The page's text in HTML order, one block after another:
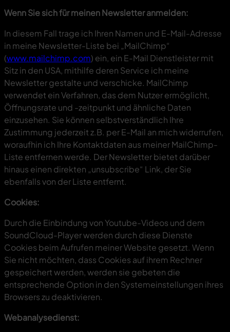
Wenn Sie sich für meinen Newsletter anmelden:
In diesem Fall trage ich Ihren Namen und E-Mail-Adresse
in meine Newsletter-Liste bei „MailChimp“
(www.mailchimp.com) ein, ein E-Mail Dienstleister mit
Sitz in den USA, mithilfe deren Service ich meine
Newsletter gestalte und verschicke. MailChimp
verwendet ein Verfahren, das dem Nutzer ermöglicht,
Öffnungsrate und -zeitpunkt und ähnliche Daten
einzusehen. Sie können selbstverständlich Ihre
Zustimmung jederzeit z.B. per E-Mail an mich widerrufen,
woraufhin ich Ihre Kontaktdaten aus meiner MailChimp-
Liste entfernen werde. Der Newsletter bietet darüber
hinaus einen direkten „unsubscribe“ Link, der Sie
ebenfalls von der Liste entfernt.
Cookies:
Durch die Einbindung von Youtube-Videos und dem
SoundCloud-Player werden durch diese Dienste
Cookies beim Aufrufen meiner Website gesetzt. Wenn
Sie nicht möchten, dass Cookies auf ihrem Rechner
gespeichert werden, werden sie gebeten die
entsprechende Option in den Systemeinstellungen ihres
Browsers zu deaktivieren.
Webanalysedienst: